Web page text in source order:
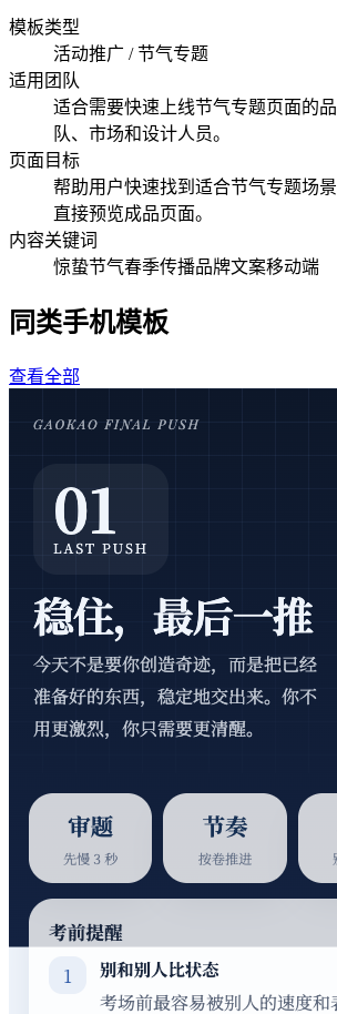
模板类型
活动推广 / 节气专题
适用团队
适合需要快速上线节气专题页面的
队、市场和设计人员。
页面目标
帮助用户快速找到适合节气专题场
直接预览成品页面。
内容关键词
惊蛰节气春季传播品牌文案移动端
同类手机模板
查看全部